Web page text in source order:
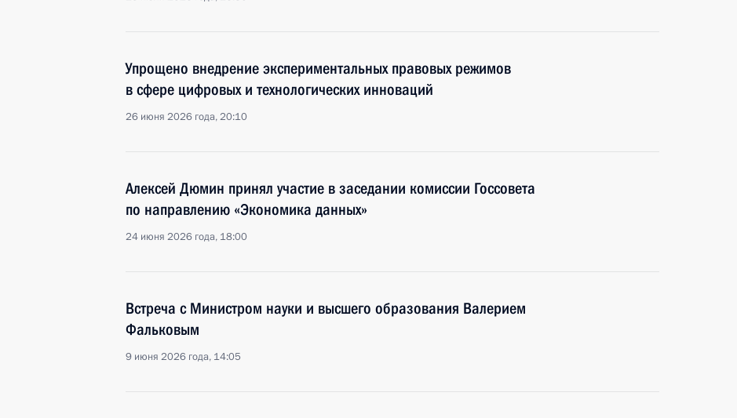
Упрощено внедрение экспериментальных правовых режимов
в сфере цифровых и технологических инноваций
26 июня 2026 года, 20:10
Алексей Дюмин принял участие в заседании комиссии Госсовета
по направлению «Экономика данных»
24 июня 2026 года, 18:00
Встреча с Министром науки и высшего образования Валерием
Фальковым
9 июня 2026 года, 14:05